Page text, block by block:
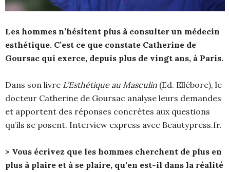
Les hommes n’hésitent plus à consulter un médecin
esthétique. C’est ce que constate Catherine de
Goursac qui exerce, depuis plus de vingt ans, à Paris.
Dans son livre L’Esthétique au Masculin (Ed. Ellébore), le
docteur Catherine de Goursac analyse leurs demandes
et apportent des réponses concrètes aux questions
qu’ils se posent. Interview express avec Beautypress.fr.
> Vous écrivez que les hommes cherchent de plus en
plus à plaire et à se plaire, qu’en est-il dans la réalité